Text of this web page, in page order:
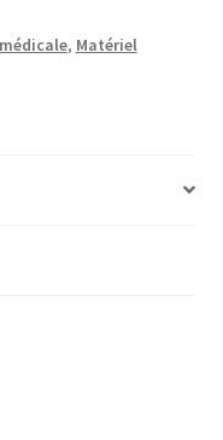
, Matériel